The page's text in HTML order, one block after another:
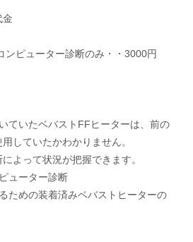
金
ンピューター診断のみ・・3000円
ていたベバストFFヒーターは、前の
していたかわかりません。
って状況が把握できます。
ューター診断
ための装着済みベバストヒーターの